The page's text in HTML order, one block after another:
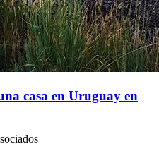
casa en Uruguay en